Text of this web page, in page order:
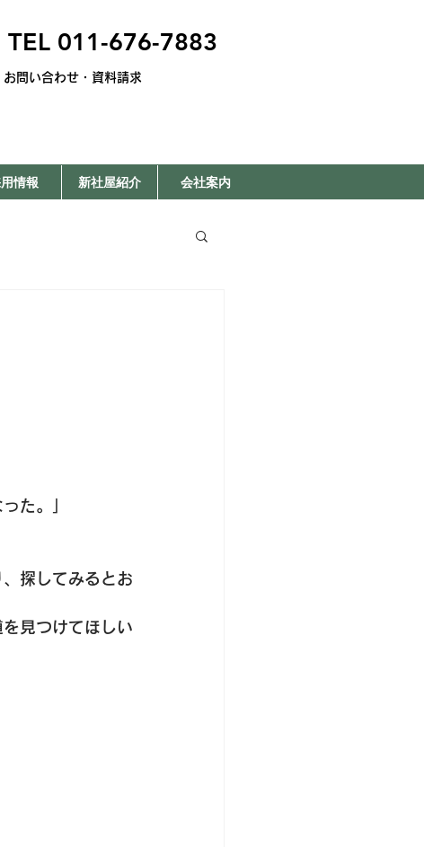
TEL 011-676-7883
お問い合わせ・資料請求
情報 新社屋紹介 会社案内
た。」
探してみるとお
見つけてほしい